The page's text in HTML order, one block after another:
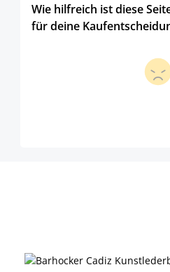
Wie hilfreich ist diese
für deine